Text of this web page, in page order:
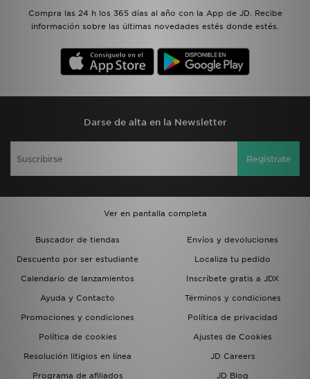
Compra las 24 h los 365 días al año con la App de JD. Recibe
información sobre las últimas novedades estés donde estés.
Darse de alta en la Newsletter
Regístrate
Ver en pantalla completa
Buscador de tiendas
Envíos y devoluciones
Descuento por ser estudiante
Localiza tu pedido
Calendario de lanzamientos
Inscríbete gratis a JDX
Ayuda y Contacto
Términos y condiciones
Promociones y condiciones
Política de privacidad
Política de cookies
Ajustes de Cookies
Resolución litigios en línea
JD Careers
Programa de afiliados
JD Blog